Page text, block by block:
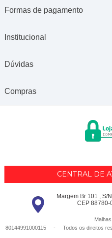
Formas de pagamento
Institucional
Dúvidas
Compras
CENTRAL DE
Margem Br 101 , S/
CEP 88780-
80144991000115 - Todos os direitos